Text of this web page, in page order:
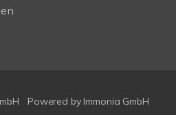
Powered by Immonia GmbH